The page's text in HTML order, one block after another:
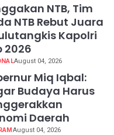
NTB, Tim
NTB Rebut Juara
Kapolri
2026
August 04, 2026
Miq Iqbal:
Budaya Harus
Daerah
August 04, 2026